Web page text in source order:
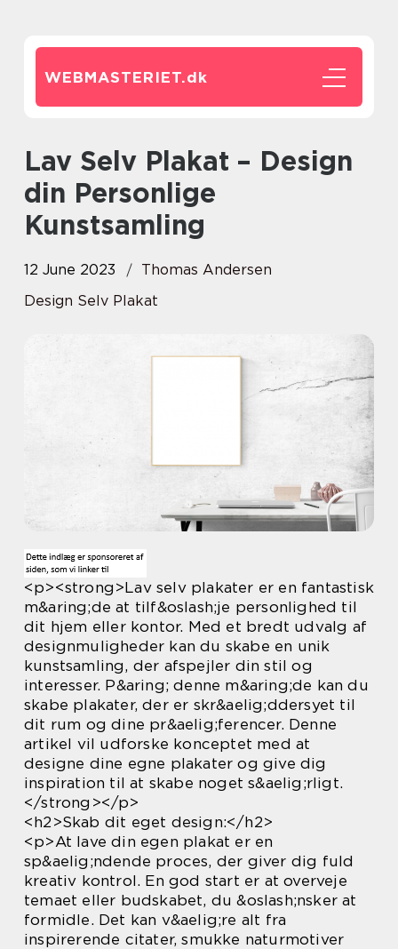
WEBMASTERIET.dk
Lav Selv Plakat – Design
din Personlige
Kunstsamling
12 June 2023
Thomas Andersen
Design Selv Plakat
<p><strong>Lav selv plakater er en fantastisk
m&aring;de at tilf&oslash;je personlighed til
dit hjem eller kontor. Med et bredt udvalg af
designmuligheder kan du skabe en unik
kunstsamling, der afspejler din stil og
interesser. P&aring; denne m&aring;de kan du
skabe plakater, der er skr&aelig;ddersyet til
dit rum og dine pr&aelig;ferencer. Denne
artikel vil udforske konceptet med at
designe dine egne plakater og give dig
inspiration til at skabe noget s&aelig;rligt.
</strong></p>
<h2>Skab dit eget design:</h2>
<p>At lave din egen plakat er en
sp&aelig;ndende proces, der giver dig fuld
kreativ kontrol. En god start er at overveje
temaet eller budskabet, du &oslash;nsker at
formidle. Det kan v&aelig;re alt fra
inspirerende citater, smukke naturmotiver